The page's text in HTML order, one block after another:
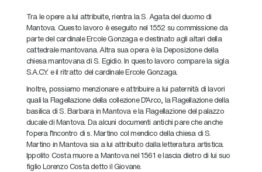
Tra le opere a lui attribuite, rientra la S. Agata del duomo di
Mantova. Questo lavoro è eseguito nel 1552 su commissione da
parte del cardinale Ercole Gonzaga e destinato agli altari della
cattedrale mantovana. Altra sua opera è la Deposizione della
chiesa mantovana di S. Egidio. In questo lavoro compare la sigla
S.A.C.Y. e il ritratto del cardinale Ercole Gonzaga.
Inoltre, possiamo menzionare e attribuire a lui paternità di lavori
quali la Flagellazione della collezione D’Arco, la Flagellazione della
basilica di S. Barbara in Mantova e la Flagellazione del palazzo
ducale di Mantova. Da alcuni documenti antichi pare che anche
l’opera l’Incontro di s. Martino col mendico della chiesa di S.
Martino in Mantova sia a lui attribuito dalla letteratura artistica.
Ippolito Costa muore a Mantova nel 1561 e lascia dietro di lui suo
figlio Lorenzo Costa detto il Giovane.